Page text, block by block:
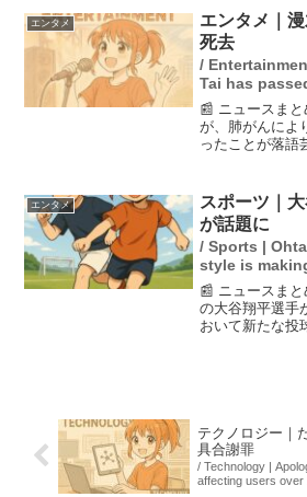
定です。MCを
も楽しみ...
エンタメ
エンタメ｜
死去
/
Tai has
📰 ニュースま
が、肺がんによ
ったことが落語
本の漫才界で重
月には妻のゆめ
エンタメ
スポーツ｜
が話題に
/ Sports |
style is
📰 ニュースま
の大谷翔平選手
おいて新たな投
テクノロジー｜
具合謝罪
/ Technology |
affecting users over